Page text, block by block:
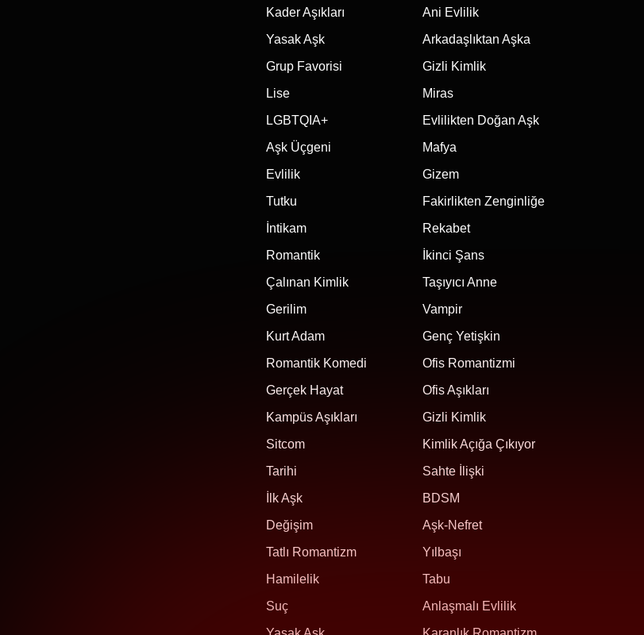
Kader Aşıkları
Ani Evlilik
Yasak Aşk
Arkadaşlıktan Aşka
Grup Favorisi
Gizli Kimlik
Lise
Miras
LGBTQIA+
Evlilikten Doğan Aşk
Aşk Üçgeni
Mafya
Evlilik
Gizem
Tutku
Fakirlikten Zenginliğe
İntikam
Rekabet
Romantik
İkinci Şans
Çalınan Kimlik
Taşıyıcı Anne
Gerilim
Vampir
Kurt Adam
Genç Yetişkin
Romantik Komedi
Ofis Romantizmi
Gerçek Hayat
Ofis Aşıkları
Kampüs Aşıkları
Gizli Kimlik
Sitcom
Kimlik Açığa Çıkıyor
Tarihi
Sahte İlişki
İlk Aşk
BDSM
Değişim
Aşk-Nefret
Tatlı Romantizm
Yılbaşı
Hamilelik
Tabu
Suç
Anlaşmalı Evlilik